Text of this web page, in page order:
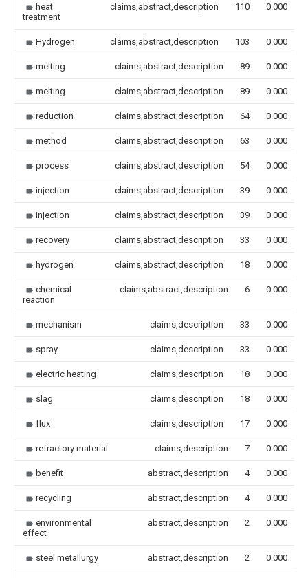
heat
treatment
claims,abstract,description 110 0.000
Hydrogen claims,abstract,description 103 0.000
melting claims,abstract,description 89 0.000
melting claims,abstract,description 89 0.000
reduction claims,abstract,description 64 0.000
method claims,abstract,description 63 0.000
process claims,abstract,description 54 0.000
injection claims,abstract,description 39 0.000
injection claims,abstract,description 39 0.000
recovery claims,abstract,description 33 0.000
hydrogen claims,abstract,description 18 0.000
chemical
reaction
claims,abstract,description 6 0.000
mechanism claims,description 33 0.000
spray claims,description 33 0.000
electric heating claims,description 18 0.000
slag claims,description 18 0.000
flux claims,description 17 0.000
refractory material claims,description 7 0.000
benefit abstract,description 4 0.000
recycling abstract,description 4 0.000
environmental
effect
abstract,description 2 0.000
steel metallurgy abstract,description 2 0.000